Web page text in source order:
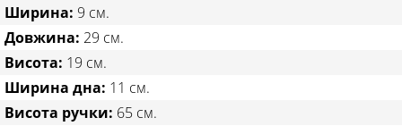
Ширина: 9 см.
Довжина: 29 см.
Висота: 19 см.
Ширина дна: 11 см.
Висота ручки: 65 см.